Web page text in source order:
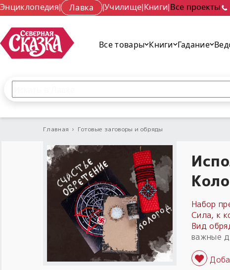
Энциклопедия| Лавка |Училище|Книги|Все проекты
Все товары Книги Гадание
Главная › Готовые заговоры и обряды
Набор
Сила, к
Вид
важные